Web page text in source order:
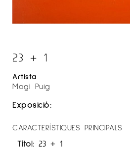
23 + 1
Artista
Magí Puig
Exposició:
CARACTERÍSTIQUES PRINCIPALS
Títol: 23 + 1